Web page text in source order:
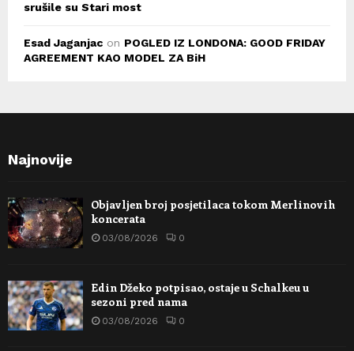
srušile su Stari most
Esad Jaganjac on POGLED IZ LONDONA: GOOD FRIDAY
AGREEMENT KAO MODEL ZA BiH
Najnovije
Objavljen broj posjetilaca tokom Merlinovih
koncerata
03/08/2026 0
Edin Džeko potpisao, ostaje u Schalkeu u
sezoni pred nama
03/08/2026 0